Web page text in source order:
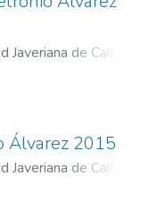
Javeriana de Cali
de Cultura y
Álvarez 2015
Javeriana de Cali
de Cultura y